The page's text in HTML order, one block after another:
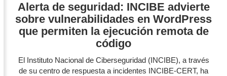
Alerta de seguridad: INCIBE advierte
sobre vulnerabilidades en WordPress
que permiten la ejecución remota de
código
El Instituto Nacional de Ciberseguridad (INCIBE), a través
de su centro de respuesta a incidentes INCIBE-CERT, ha